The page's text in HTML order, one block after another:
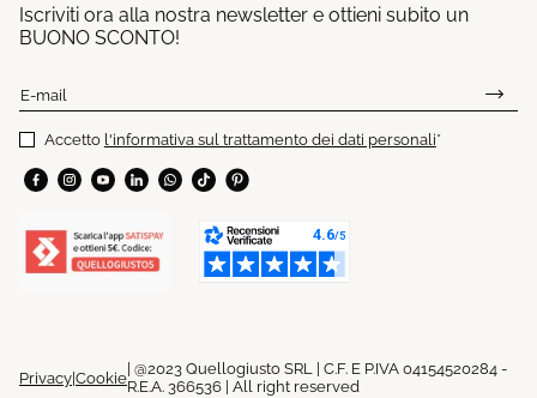
Iscriviti ora alla nostra newsletter e ottieni subito un
BUONO SCONTO!
E-mail
Accetto l'informativa sul trattamento dei dati personali*
Privacy|Cookie | @2023 Quellogiusto SRL | C.F. E P.IVA 04154520284 -
R.E.A. 366536 | All right reserved